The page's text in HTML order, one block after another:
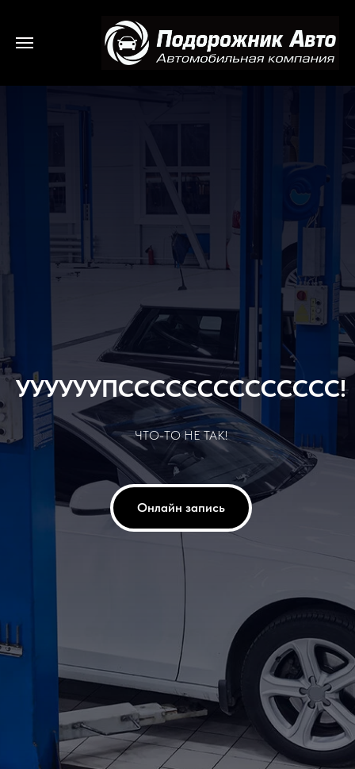
УУУУУУПСССССССССССССС!
ЧТО-ТО НЕ ТАК!
Онлайн запись